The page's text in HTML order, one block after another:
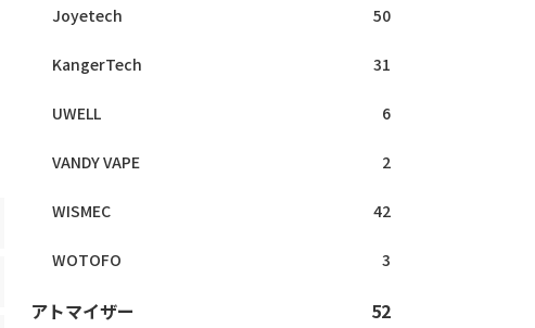
Joyetech 50
KangerTech 31
UWELL 6
VANDY VAPE 2
WISMEC 42
WOTOFO 3
アトマイザー 52